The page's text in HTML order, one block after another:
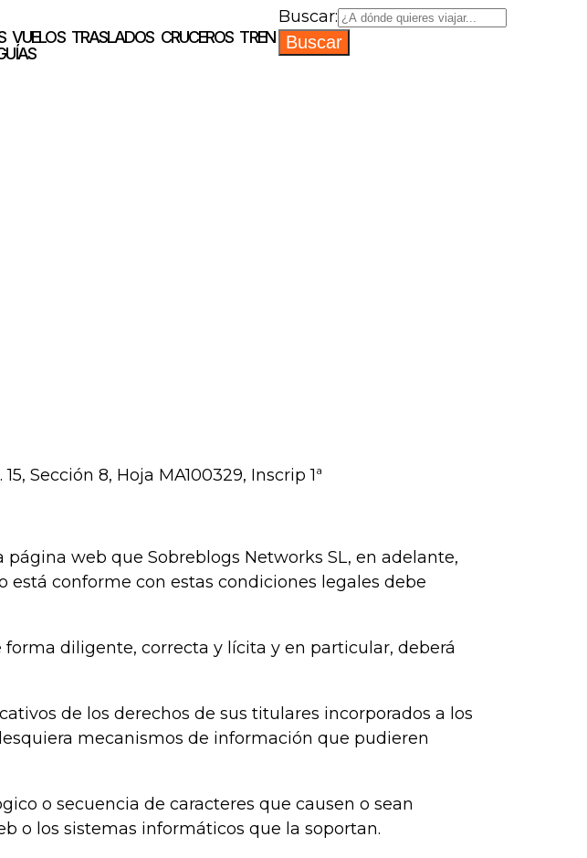
VUELOS TRASLADOS CRUCEROS TREN
Buscar:
Sección 8, Hoja MA100329, Inscrip 1ª
web que Sobreblogs Networks SL, en adelante,
está conforme con estas condiciones legales debe
diligente, correcta y lícita y en particular, deberá
de los derechos de sus titulares incorporados a los
mecanismos de información que pudieren
o secuencia de caracteres que causen o sean
o los sistemas informáticos que la soportan.